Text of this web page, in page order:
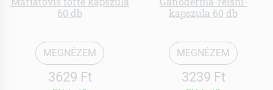
60 db
MEGNÉZEM
3629 Ft
kapszula 60 db
MEGNÉZEM
3239 Ft